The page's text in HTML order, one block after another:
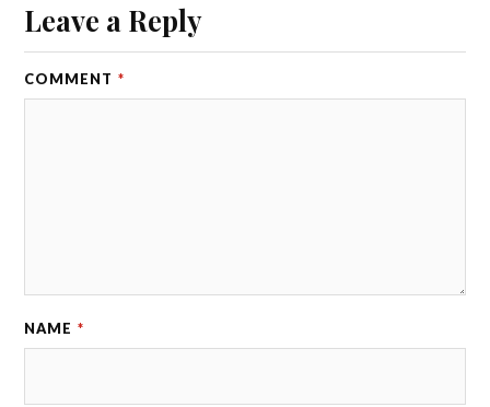
Leave a Reply
COMMENT *
NAME *